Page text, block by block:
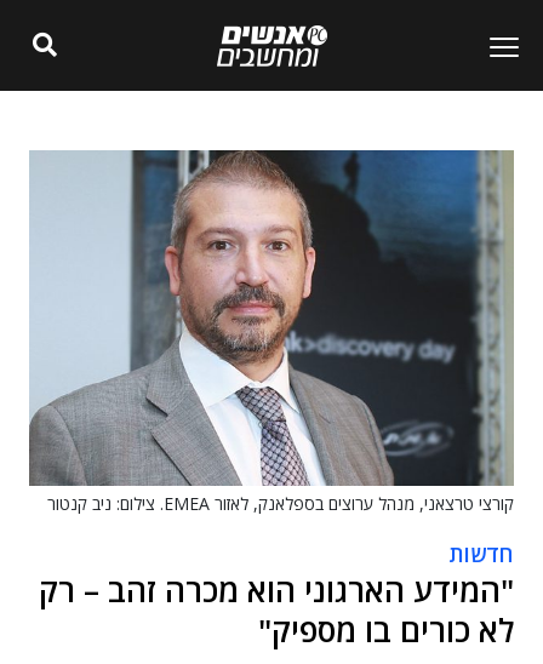
קורצי טרצאני, מנהל ערוצים בספלאנק, לאזור EMEA. צילום: ניב קנטור
חדשות
"המידע הארגוני הוא מכרה זהב – רק
לא כורים בו מספיק"